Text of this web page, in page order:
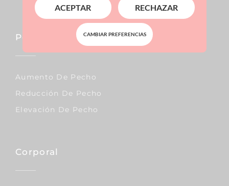
Pecho
Aumento De Pecho
Reducción De Pecho
Elevación De Pecho
Corporal
ACEPTAR RECHAZAR
CAMBIAR PREFERENCIAS